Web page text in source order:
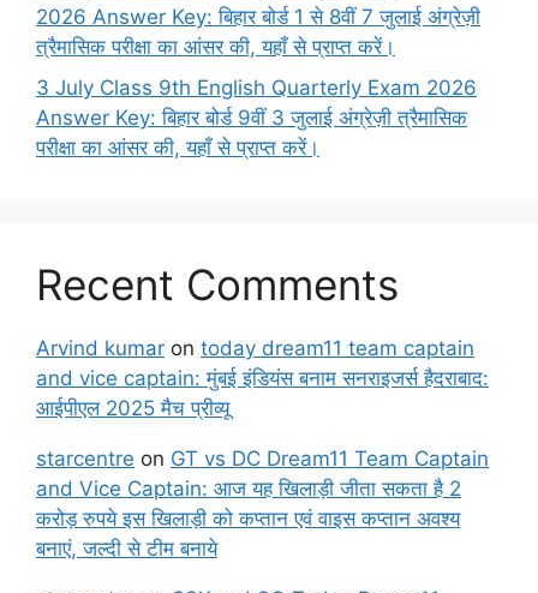
2026 Answer Key: बिहार बोर्ड 1 से 8वीं 7 जुलाई अंग्रेज़ी
त्रैमासिक परीक्षा का आंसर की, यहाँ से प्राप्त करें।
3 July Class 9th English Quarterly Exam 2026
Answer Key: बिहार बोर्ड 9वीं 3 जुलाई अंग्रेज़ी त्रैमासिक
परीक्षा का आंसर की, यहाँ से प्राप्त करें।
Recent Comments
Arvind kumar on today dream11 team captain
and vice captain: मुंबई इंडियंस बनाम सनराइजर्स हैदराबाद:
आईपीएल 2025 मैच प्रीव्यू
starcentre on GT vs DC Dream11 Team Captain
and Vice Captain: आज यह खिलाड़ी जीता सकता है 2
करोड़ रुपये इस खिलाड़ी को कप्तान एवं वाइस कप्तान अवश्य
बनाएं, जल्दी से टीम बनाये